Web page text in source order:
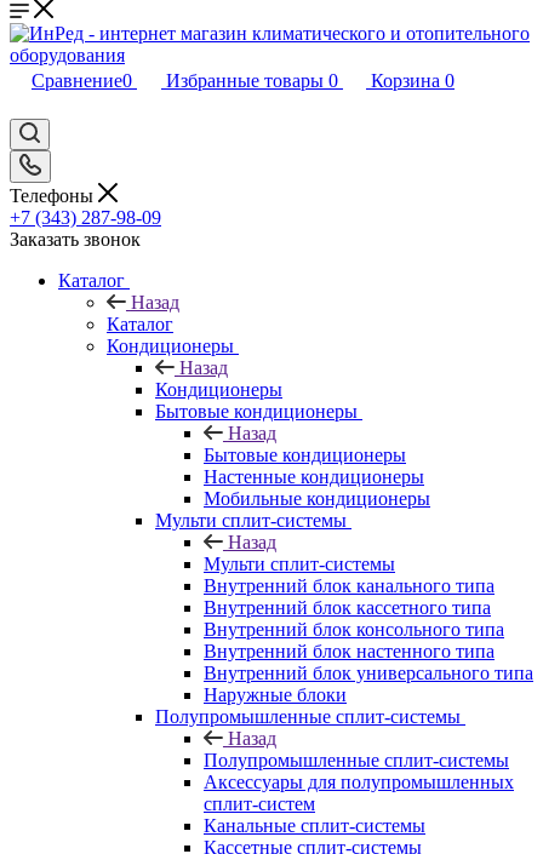
Сравнение0 Избранные товары 0 Корзина 0
Телефоны
+7 (343) 287-98-09
Заказать звонок
Каталог
Назад
Каталог
Кондиционеры
Назад
Кондиционеры
Бытовые кондиционеры
Назад
Бытовые кондиционеры
Настенные кондиционеры
Мобильные кондиционеры
Мульти сплит-системы
Назад
Мульти сплит-системы
Внутренний блок канального типа
Внутренний блок кассетного типа
Внутренний блок консольного типа
Внутренний блок настенного типа
Внутренний блок универсального типа
Наружные блоки
Полупромышленные сплит-системы
Назад
Полупромышленные сплит-системы
Аксессуары для полупромышленных
сплит-систем
Канальные сплит-системы
Кассетные сплит-системы